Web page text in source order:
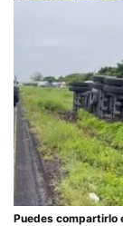
Puedes compartirlo